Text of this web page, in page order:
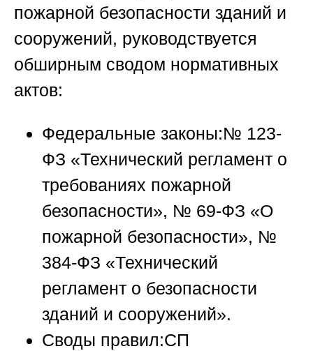
пожарной безопасности зданий и
сооружений, руководствуется
обширным сводом нормативных
актов:
Федеральные законы:№ 123-
ФЗ «Технический регламент о
требованиях пожарной
безопасности», № 69-ФЗ «О
пожарной безопасности», №
384-ФЗ «Технический
регламент о безопасности
зданий и сооружений».
Своды правил:СП